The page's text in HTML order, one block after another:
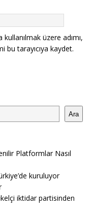
üzere adımı,
tarayıcıya kaydet.
Ara
Platformlar Nasıl
kuruluyor
iktidar partisinden